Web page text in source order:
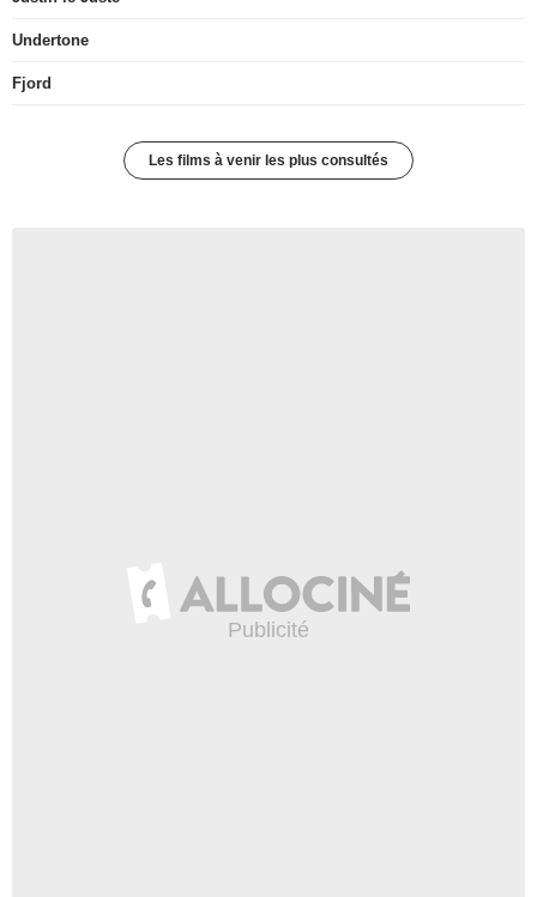
Undertone
Fjord
Les films à venir les plus consultés